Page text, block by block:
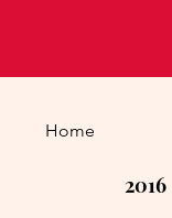
Home
2016